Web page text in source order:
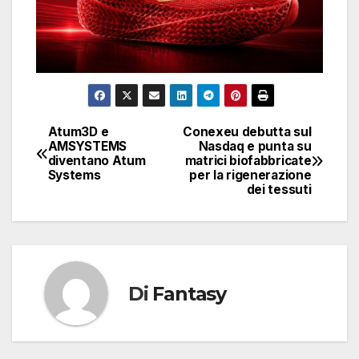
Navigazione
articoli
Conexeu debutta sul
Nasdaq e punta su
matrici biofabbricate
per la rigenerazione
dei tessuti
Atum3D e
AMSYSTEMS
diventano Atum
Systems
Di Fantasy